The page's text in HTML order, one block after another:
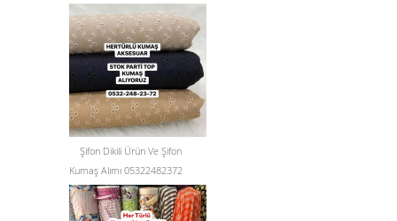
Şifon Dikili Ürün Ve Şifon
Kumaş Alımı 05322482372